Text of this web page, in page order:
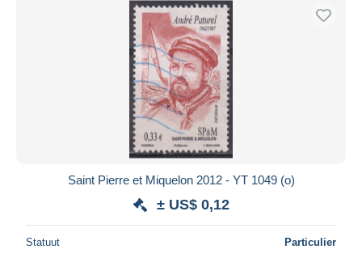
Saint Pierre et Miquelon 2012 - YT 1049 (o)
± US$ 0,12
Statuut Particulier